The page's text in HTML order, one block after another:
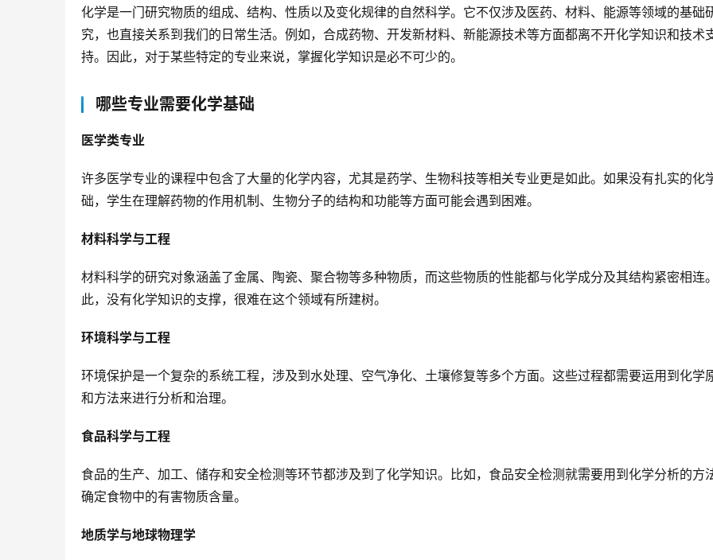
化学是一门研究物质的组成、结构、性质以及变化规律的自然科学。它不仅涉及医药、材料、能源等领域的基础
究，也直接关系到我们的日常生活。例如，合成药物、开发新材料、新能源技术等方面都离不开化学知识和技术
持。因此，对于某些特定的专业来说，掌握化学知识是必不可少的。
哪些专业需要化学基础
医学类专业
许多医学专业的课程中包含了大量的化学内容，尤其是药学、生物科技等相关专业更是如此。如果没有扎实的化
础，学生在理解药物的作用机制、生物分子的结构和功能等方面可能会遇到困难。
材料科学与工程
材料科学的研究对象涵盖了金属、陶瓷、聚合物等多种物质，而这些物质的性能都与化学成分及其结构紧密相连
此，没有化学知识的支撑，很难在这个领域有所建树。
环境科学与工程
环境保护是一个复杂的系统工程，涉及到水处理、空气净化、土壤修复等多个方面。这些过程都需要运用到化学
和方法来进行分析和治理。
食品科学与工程
食品的生产、加工、储存和安全检测等环节都涉及到了化学知识。比如，食品安全检测就需要用到化学分析的方
确定食物中的有害物质含量。
地质学与地球物理学